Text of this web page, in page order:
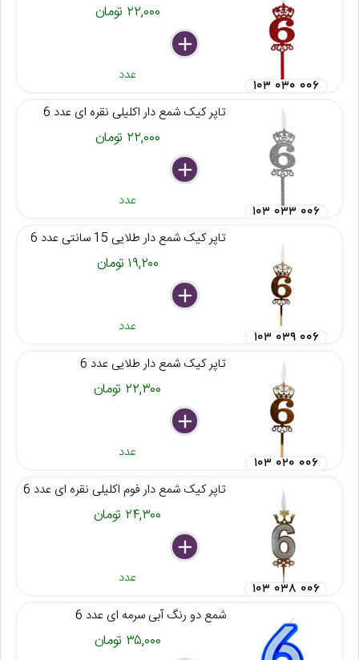
۲۲,۰۰۰ تومان
delete
remove
add
عدد
۱۰۳ ۰۳۰ ۰۰۶
تاپر کیک شمع دار اکلیلی نقره ای عدد 6
۲۲,۰۰۰ تومان
delete
remove
add
عدد
۱۰۳ ۰۳۳ ۰۰۶
تاپر کیک شمع دار طلایی 15 سانتی عدد 6
۱۹,۲۰۰ تومان
delete
remove
add
عدد
۱۰۳ ۰۳۹ ۰۰۶
تاپر کیک شمع دار طلایی عدد 6
۲۲,۳۰۰ تومان
delete
remove
add
عدد
۱۰۳ ۰۲۰ ۰۰۶
تاپر کیک شمع دار فوم اکلیلی نقره ای عدد 6
۲۴,۳۰۰ تومان
delete
remove
add
عدد
۱۰۳ ۰۳۸ ۰۰۶
شمع دو رنگ آبی سرمه ای عدد 6
۳۵,۰۰۰ تومان